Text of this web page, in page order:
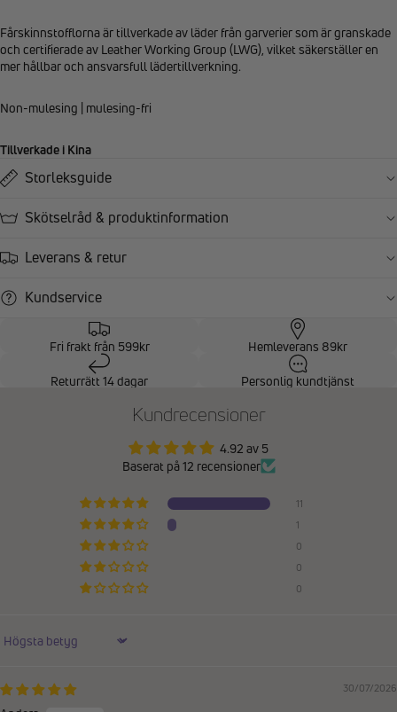
Fårskinnstofflorna är tillverkade av läder från garverier som är granskade
och certifierade av Leather Working Group (LWG), vilket säkerställer en
mer hållbar och ansvarsfull lädertillverkning.
Non-mulesing | mulesing-fri
Tillverkade i Kina
Storleksguide
Skötselråd & produktinformation
Leverans & retur
Kundservice
Fri frakt från 599kr Hemleverans 89kr
Returrätt 14 dagar Personlig kundtjänst
Kundrecensioner
4.92 av 5
Baserat på 12 recensioner
11
1
0
0
0
Sort by
30/07/2026